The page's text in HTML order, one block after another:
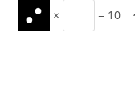
× = 10